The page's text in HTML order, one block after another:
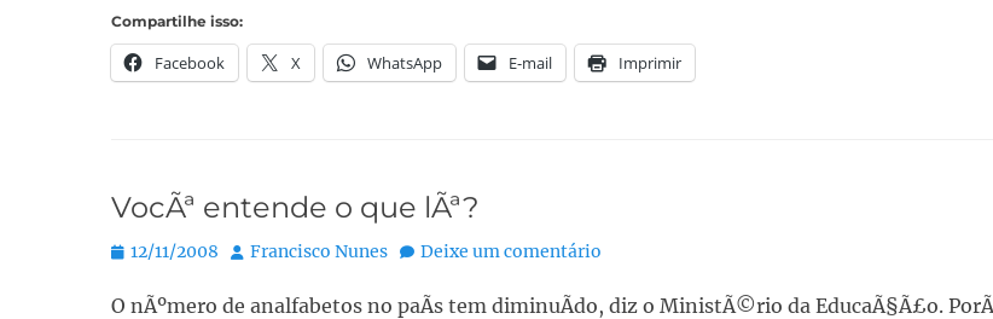
Compartilhe isso:
Facebook X WhatsApp E-mail Imprimir
VocÃª entende o que lÃª?
Posted
12/11/2008 Autor:
Francisco Nunes Deixe um comentário
O nÃºmero de analfabetos no paÃ­s tem diminuÃ­do, diz o MinistÃ©rio da EducaÃ§Ã£o.